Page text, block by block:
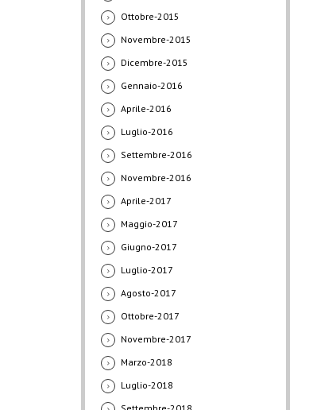
Ottobre-2015
Novembre-2015
Dicembre-2015
Gennaio-2016
Aprile-2016
Luglio-2016
Settembre-2016
Novembre-2016
Aprile-2017
Maggio-2017
Giugno-2017
Luglio-2017
Agosto-2017
Ottobre-2017
Novembre-2017
Marzo-2018
Luglio-2018